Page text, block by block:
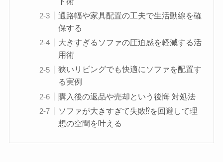
通路幅や家具配置の工夫で生活動線を確
保する
大きすぎるソファの圧迫感を軽減する活
用術
狭いリビングでも快適にソファを配置す
る実例
購入後の返品や売却という後悔 対処法
ソファが大きすぎて失敗⁉︎を回避して理
想の空間を叶える